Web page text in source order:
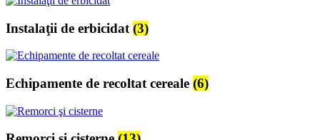
Instalaţii de erbicidat (3)
Echipamente de recoltat cereale (6)